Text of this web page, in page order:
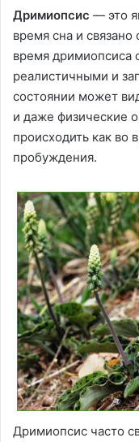
Дримиопсис — это
время сна и
время дримиопсиса
реалистичными и
состоянии может
и даже физические
происходить как во
пробуждения.
Дримиопсис часто